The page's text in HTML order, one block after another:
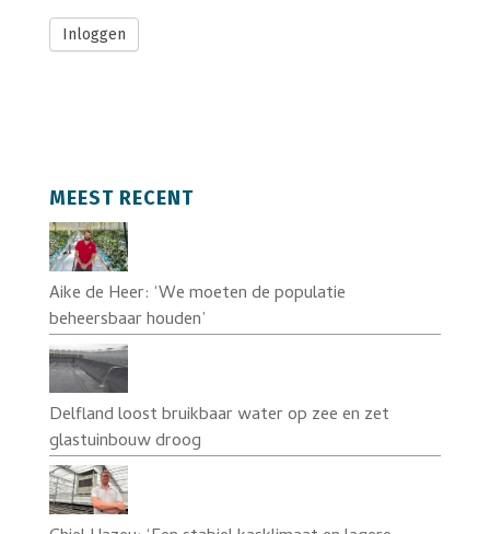
Inloggen
MEEST RECENT
Aike de Heer: ‘We moeten de populatie
beheersbaar houden’
Delfland loost bruikbaar water op zee en zet
glastuinbouw droog